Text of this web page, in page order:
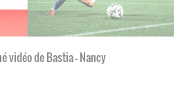
vidéo de Bastia - Nancy